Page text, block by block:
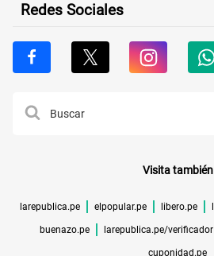
Redes Sociales
Visita también
larepublica.pe elpopular.pe libero.pe
buenazo.pe larepublica.pe/verificador
cuponidad.pe